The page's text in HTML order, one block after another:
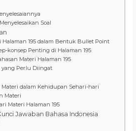
Soal
195 dalam Bentuk Bullet Point
konsep Penting di Halaman 195
Materi Halaman 195
Perlu Diingat
dalam Kehidupan Sehari-hari
Materi
Materi Halaman 195
Jawaban Bahasa Indonesia